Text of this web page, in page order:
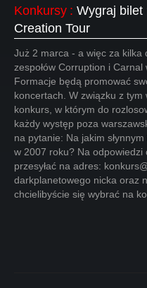
Konkursy : Wygraj bilet
Creation Tour
Już 2 marca - a więc za kilka
zespołów Corruption i Carnal
Formacje będą promować
koncertach. W związku z
konkurs, w którym do
każdy występ poza
na pytanie: Na jakim
w 2007 roku? Na
przesyłać na adres:
darkplanetowego nicka oraz
chcielibyście się wybrać na